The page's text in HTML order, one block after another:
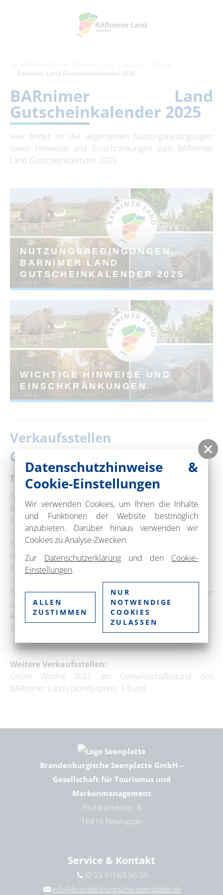
Barnimer Land Gutscheinkalender 2025
BARnimer Land
Gutscheinkalender 2025
Hier findet ihr die allgemeinen Nutzungsbedingungen
sowie Hinweise und Einschränkungen zum BARnimer
Land Gutscheinkalender 2025.
NUTZUNGSBEDINGUNGEN
BARNIMER LAND
GUTSCHEINKALENDER 2025
WICHTIGE HINWEISE UND
EINSCHKRÄNKUNGEN
Verkaufsstellen
Gutscheinkalender
Tourist-Informationen:
Tourist-Information Barnim Panorama in Wandlitz
Breitscheidstraße 8-9
16348 Wandlitz
Tourist-Information Oderberg
Hermann-Seidel-Straße 44
16248 Oderberg
Tourist-Information Stadt Werneuchen (in der
Stadtverwaltung)
Am Markt 5
16356 Werneuchen
Weitere Verkaufsstellen:
Grüne Woche 2025 am Gemeinschaftsstand des
BARnimer Lands (Sonderpreis: 5 Euro)
Brandenburgische Seenplatte GmbH –
Gesellschaft für Tourismus und
Markenmanagement
Fischbänkenstr. 8
16816 Neuruppin
Service & Kontakt
(0 33 91) 65 96 30
info@brandenburgische-seenplatte.de
Datenschutzhinweise &
Cookie-Einstellungen
Wir verwenden Cookies, um Ihnen die Inhalte
und Funktionen der Website bestmöglich
anzubieten. Darüber hinaus verwenden wir
Cookies zu Analyse-Zwecken.
Zur Datenschutzerklärung und den Cookie-
Einstellungen.
ALLEN
ZUSTIMMEN
NUR
NOTWENDIGE
COOKIES
ZULASSEN